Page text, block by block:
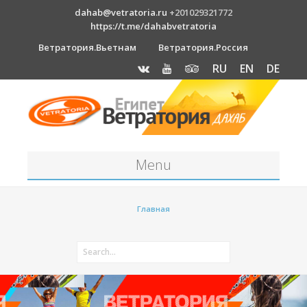
dahab@vetratoria.ru +201029321772
https://t.me/dahabvetratoria
Ветратория.Вьетнам
Ветратория.Россия
RU EN DE
Menu
Как к нам добраться?
Отель Canion
Главная